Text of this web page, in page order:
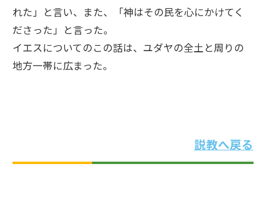
れた」と言い、また、「神はその民を心にかけてく
ださった」と言った。
イエスについてのこの話は、ユダヤの全土と周りの
地方一帯に広まった。
説教へ戻る